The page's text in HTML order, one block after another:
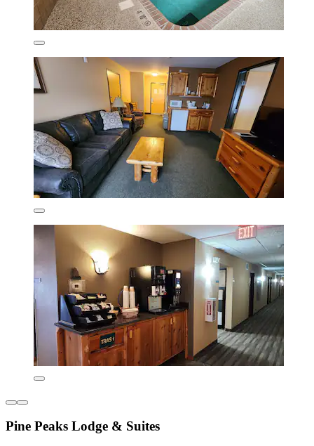
Pine Peaks Lodge & Suites